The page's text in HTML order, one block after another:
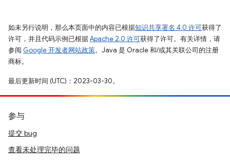
如未另行说明，那么本页面中的内容已根据知识共享署名 4.0 许可获得了
许可，并且代码示例已根据Apache 2.0 许可获得了许可。有关详情，请
参阅 Google 开发者网站政策。Java 是 Oracle 和/或其关联公司的注册
商标。
最后更新时间 (UTC)：2023-03-30。
参与
提交 bug
查看未处理完毕的问题